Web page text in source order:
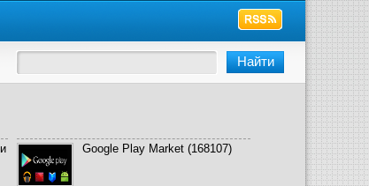
Google Play Market (168107)